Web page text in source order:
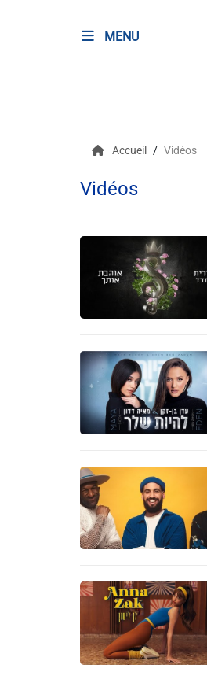
MENU
Alerte Méduses 06
Issa Nissa OGC Nice
RCN Soutiens
MEDIAS
Vidéos / Clips
Accueil Vidéos
Vidéos